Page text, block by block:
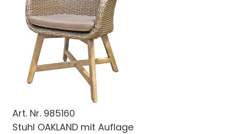
Art. Nr. 985160
Stuhl OAKLAND mit Auflage